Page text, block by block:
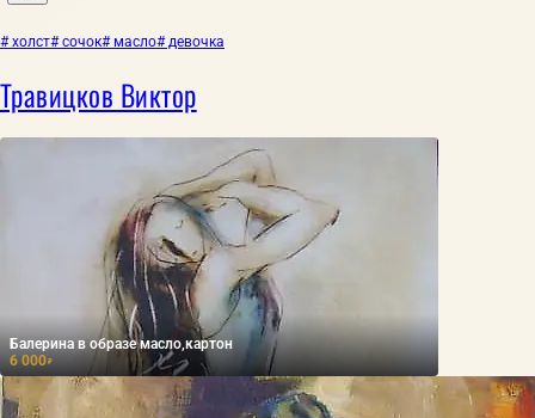
# холст# сочок# масло# девочка
Травицков Виктор
Балерина в образе масло,картон
6 000₽